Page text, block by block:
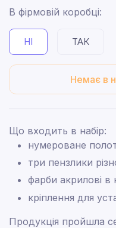
В фірмовій коробці:
НІ ТАК
Немає в
Що входить в набір:
нумероване
три пензлики
фарби акрилові в
кріплення для
Продукція пройшла